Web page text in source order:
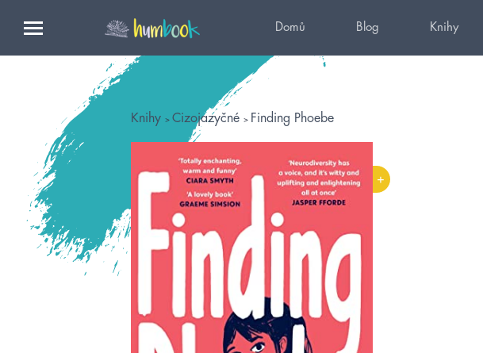
Domů Blog Knihy
Knihy Cizojazyčné Finding Phoebe
+